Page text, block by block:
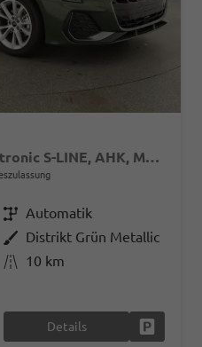
TFSI 110 kW S line 35 S-tronic S-LINE, AHK, Matrix, Navi, el. Klappe, Kamera, Winter, 3 J.-Garantie
GetriebeAutomatik
AußenfarbeDistrikt Grün Metallic
Kilometerstand 10 km
Details